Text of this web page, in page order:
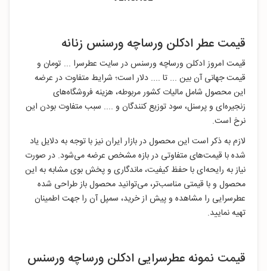
قیمت عطر ادکلن ورساچه ورسنس زنانه
قیمت امروز ادکلن ورساچه ورسنس در سایت عطرسرا ... تومان و
قیمت جهانی آن بین ... تا .... دلار است؛ شرایط متفاوت در عرضه
این محصول شامل مالیات کشور مربوطه، هزینه فروشگاه‌های
زنجیره‌ای و پرسنل، سود توزیع کنندگان و .... سبب متفاوت بودن این
نرخ است.
لازم به ذکر است این محصول در بازار ایران نیز با توجه به دلایل یاد
شده با قیمت‌های متفاوتی در بازه مشخص عرضه می‌شود. در صورت
نیاز به رایحه‌ای با حفظ کیفیت، ماندگاری و پخش بوی مشابه به این
محصول و با قیمتی مناسب‌تر، می‌توانید محصول باز طراحی شده
عطرسرایی را مشاهده و پیش از خرید، سمپل آن را جهت اطمینان
تهیه نمایید.
قیمت نمونه عطرسرایی ادکلن ورساچه ورسنس